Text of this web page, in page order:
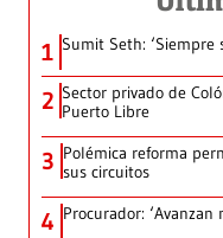
1 Sumit Seth: ‘Siempre
2 Sector privado de
Puerto Libre
3 Polémica reforma
sus circuitos
4 Procurador: